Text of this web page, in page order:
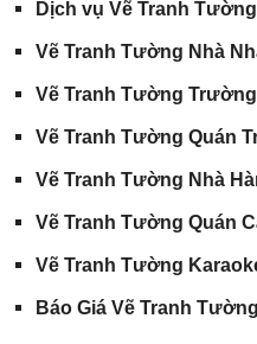
Dịch vụ Vẽ Tranh
Vẽ Tranh Tường Nhà
Vẽ Tranh Tường
Vẽ Tranh Tường Quán
Vẽ Tranh Tường Nhà
Vẽ Tranh Tường Quán
Vẽ Tranh Tường
Báo Giá Vẽ Tranh